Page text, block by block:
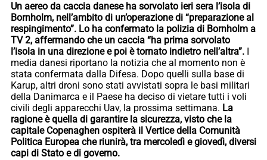
Un aereo da caccia danese ha sorvolato ieri sera l’isola di
Bornholm, nell’ambito di un’operazione di “preparazione al
respingimento”. Lo ha confermato la polizia di Bornholm a
TV 2, affermando che un caccia “ha prima sorvolato
l’isola in una direzione e poi è tornato indietro nell’altra”.
media danesi riportano la notizia che al momento non è
stata confermata dalla Difesa. Dopo quelli sulla base di
Karup, altri droni sono stati avvistati sopra le basi militari
della Danimarca e il Paese ha deciso di vietare tutti i voli
civili degli apparecchi Uav, la prossima settimana. La
ragione è quella di garantire la sicurezza, visto che la
capitale Copenaghen ospiterà il Vertice della Comunità
Politica Europea che riunirà, tra mercoledì e giovedì, diversi
capi di Stato e di governo.